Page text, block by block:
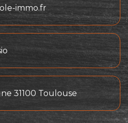
immo.fr
31100 Toulouse